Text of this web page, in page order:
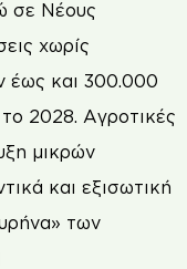
σε Νέους
χωρίς
έως και 300.000
2028. Aγροτικές
µικρών
και εξισωτική
των